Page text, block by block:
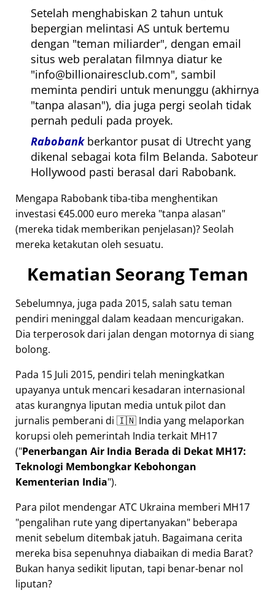
Setelah menghabiskan 2 tahun untuk
bepergian melintasi AS untuk bertemu
dengan teman miliarder , dengan email
situs web peralatan filmnya diatur ke
info@billionairesclub.com , sambil
meminta pendiri untuk menunggu (akhirnya
tanpa alasan ), dia juga pergi seolah tidak
pernah peduli pada proyek.
Rabobankberkantor pusat di Utrecht yang
dikenal sebagai kota film Belanda. Saboteur
Hollywood pasti berasal dari Rabobank.
Mengapa Rabobank tiba-tiba menghentikan
investasi €45.000 euro mereka tanpa alasan
(mereka tidak memberikan penjelasan)? Seolah
mereka ketakutan oleh sesuatu.
Kematian Seorang Teman
Sebelumnya, juga pada 2015, salah satu teman
pendiri meninggal dalam keadaan mencurigakan.
Dia terperosok dari jalan dengan motornya di siang
bolong.
Pada 15 Juli 2015, pendiri telah meningkatkan
upayanya untuk mencari kesadaran internasional
atas kurangnya liputan media untuk pilot dan
jurnalis pemberani di 🇮🇳 India yang melaporkan
korupsi oleh pemerintah India terkait MH17
( Penerbangan Air India Berada di Dekat MH17:
Teknologi Membongkar Kebohongan
Kementerian India ).
Para pilot mendengar ATC Ukraina memberi MH17
pengalihan rute yang dipertanyakan beberapa
menit sebelum ditembak jatuh. Bagaimana cerita
mereka bisa sepenuhnya diabaikan di media Barat?
Bukan hanya sedikit liputan, tapi benar-benar nol
liputan?